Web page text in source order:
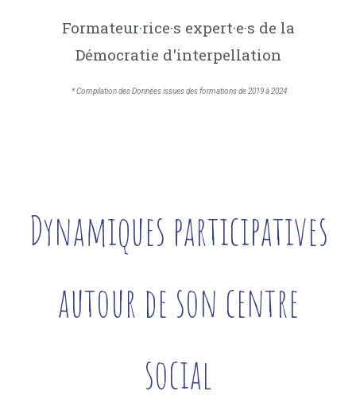
Formateur·rice·s expert·e·s de la
Démocratie d'interpellation
* Compilation des Données issues des formations de 2019 à 2024
Dynamiques participatives
autour de son centre
social